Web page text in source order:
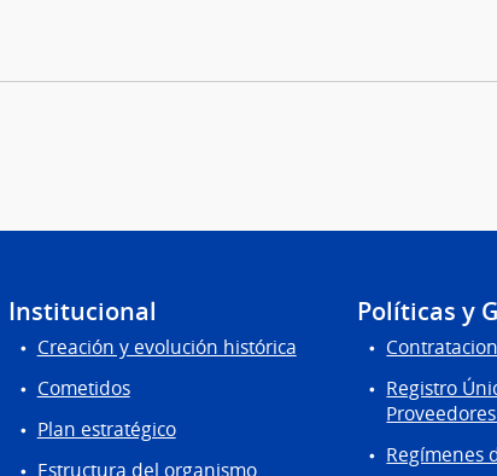
Institucional
Creación y evolución histórica
Cometidos
Plan estratégico
Estructura del organismo
Políticas y
Registro
Regímenes